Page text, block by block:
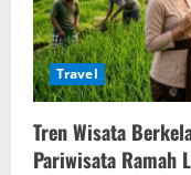
Travel
Tren Wisata
Pariwisata Ramah